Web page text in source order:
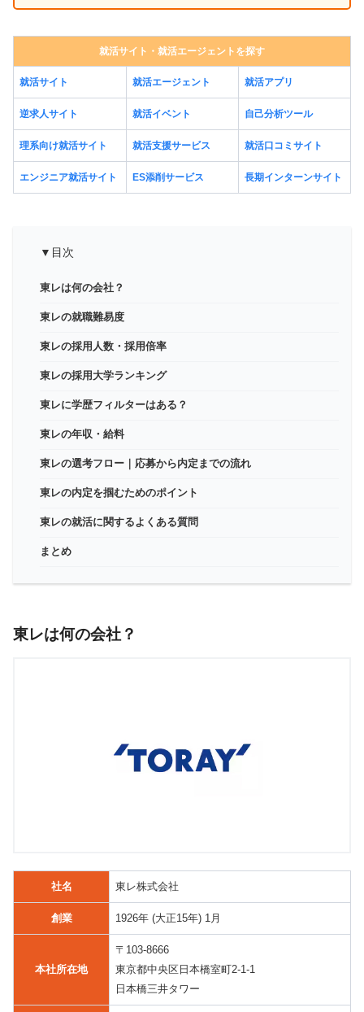
就活サイト・就活エージェントを探す
就活サイト 就活エージェント 就活アプリ
逆求人サイト 就活イベント 自己分析ツール
理系向け就活サイト 就活支援サービス 就活口コミサイト
エンジニア就活サイト ES添削サービス 長期インターンサイト
▼目次
東レは何の会社？
東レの就職難易度
東レの採用人数・採用倍率
東レの採用大学ランキング
東レに学歴フィルターはある？
東レの年収・給料
東レの選考フロー｜応募から内定までの流れ
東レの内定を掴むためのポイント
東レの就活に関するよくある質問
まとめ
東レは何の会社？
社名 東レ株式会社
創業 1926年 (大正15年) 1月
本社所在地
〒103-8666
東京都中央区日本橋室町2-1-1
日本橋三井タワー